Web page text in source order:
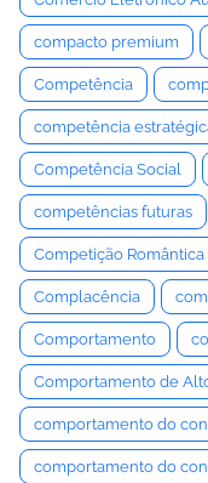
compacto premium
Competência
competência
Competência Social
competências futuras
Competição Romântica
Complacência
Comportamento
Comportamento de
comportamento do
comportamento do